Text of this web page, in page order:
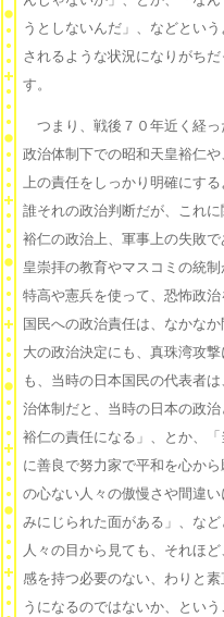
うとしないんだ」、などとい
されるような状況になりがち
す。
つまり、戦後７０年近く経
政治体制下での昭和天皇裕仁
上の責任をしっかり明確にす
誰それの政治判断だが、これ
裕仁の政治上、軍事上の失敗
皇崇拝の教育やマスコミの統
特高や憲兵を使って、恐怖政
国民への政治責任は、なかな
大の政治決定にも、真珠湾攻
も、当時の日本国民の代表者
治体制だと、当時の日本の政
裕仁の責任になる」、とか、
に善良で努力家で平和を心か
の心ない人々の傲慢さや間違
みにじられた面がある」、な
人々の目から見ても、それほ
感を持つ必要のない、わりと
うになるのではないか、という